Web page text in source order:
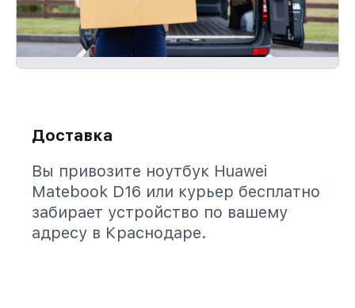
Доставка
Вы привозите ноутбук Huawei
Matebook D16 или курьер бесплатно
забирает устройство по вашему
адресу в Краснодаре.